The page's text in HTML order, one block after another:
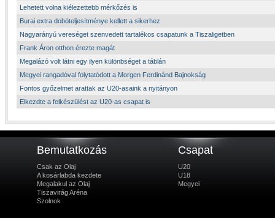
Lehetett volna kiélezettebb mérkőzés is
Burai extra dobóteljesítménye kellett a sikerhez
Nagyarányú vereséget szenvedett tartalékos csapatunk a Tiszaligetben
Frank Áron otthon érezte magát
Megalázó volt látni egy ilyen különbséget a táblán
Megyei rangadóval folytatódott a Morgen Ferdinánd Bajnokság
Fontos győzelmet arattak az U20-asaink a nyitányon
Elkezdte a felkészülést az U20-as csapat is
Bemutatkozás
Csak az Olaj
A kosárlabda kezdete
Megalakul az Olaj
Tiszavirág Aréna
Szolnok
Csapat
U20
U18
Megyei